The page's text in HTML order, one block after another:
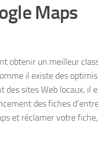
Maps
obtenir un meilleur
il existe des
des sites Web locaux,
des fiches
et réclamer votre